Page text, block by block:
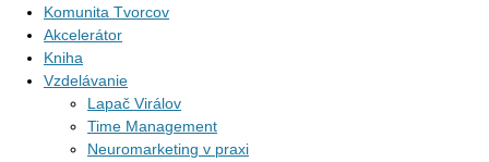
Komunita Tvorcov
Akcelerátor
Kniha
Vzdelávanie
Lapač Virálov
Time Management
Neuromarketing v praxi